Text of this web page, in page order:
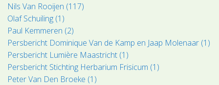
Nils Van Rooijen (117)
Olaf Schuiling (1)
Paul Kemmeren (2)
Persbericht Dominique Van de Kamp en Jaap Molenaar (1)
Persbericht Lumière Maastricht (1)
Persbericht Stichting Herbarium Frisicum (1)
Peter Van Den Broeke (1)